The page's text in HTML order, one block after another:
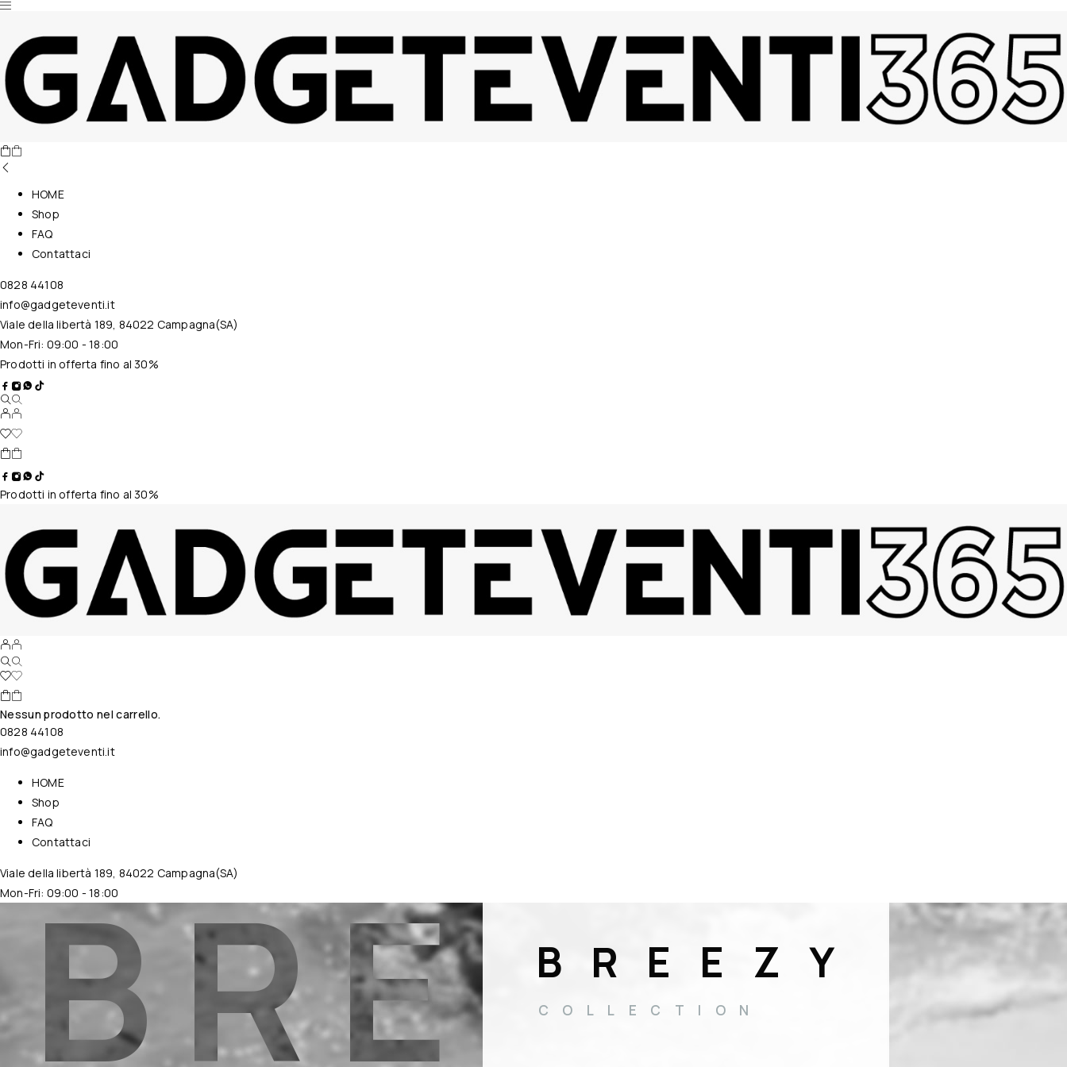
Nessun prodotto nel carrello.
HOME
Shop
FAQ
Contattaci
0828 44108
info@gadgeteventi.it
Viale della libertà 189, 84022 Campagna(SA)
Mon-Fri: 09:00 - 18:00
Prodotti in offerta fino al 30%
Prodotti in offerta fino al 30%
Nessun prodotto nel carrello.
0828 44108
info@gadgeteventi.it
HOME
Shop
FAQ
Contattaci
Viale della libertà 189, 84022 Campagna(SA)
Mon-Fri: 09:00 - 18:00
BRE BREEZY
COLLECTION